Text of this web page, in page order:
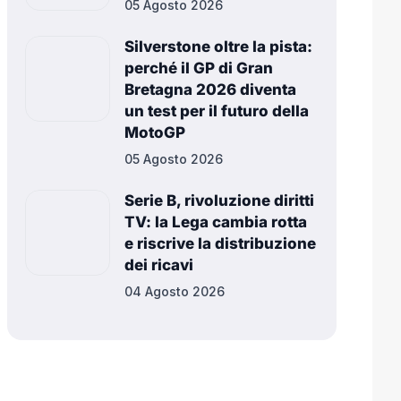
05 Agosto 2026
Silverstone oltre la pista:
perché il GP di Gran
Bretagna 2026 diventa
un test per il futuro della
MotoGP
05 Agosto 2026
Serie B, rivoluzione diritti
TV: la Lega cambia rotta
e riscrive la distribuzione
dei ricavi
04 Agosto 2026